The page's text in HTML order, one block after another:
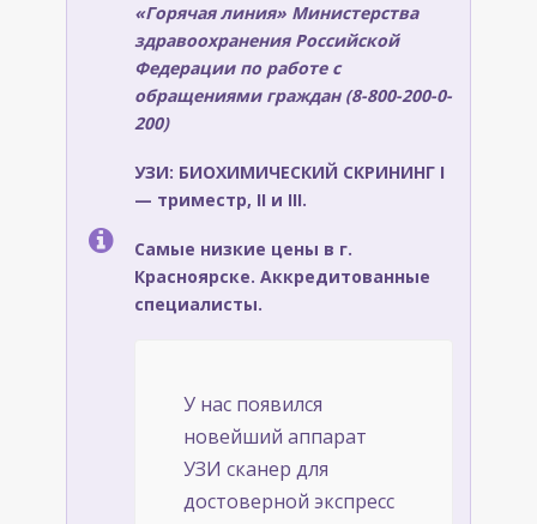
«Горячая линия» Министерства
здравоохранения Российской
Федерации по работе с
обращениями граждан (8-800-200-0-
200)
УЗИ: БИОХИМИЧЕСКИЙ СКРИНИНГ I
— триместр, II и III.
Самые низкие цены в г.
Красноярске. Аккредитованные
специалисты.
У нас появился
новейший аппарат
УЗИ сканер для
достоверной экспресс